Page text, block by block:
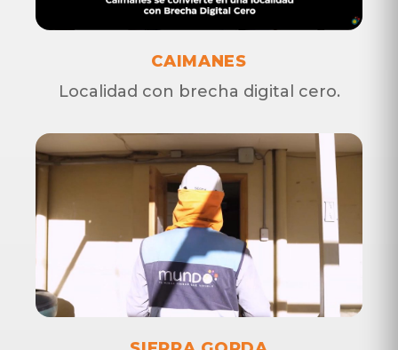
600 9100 200
600 9100 200
CAIMANES
Localidad con brecha digital cero.